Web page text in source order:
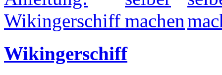
Wikingerschiff